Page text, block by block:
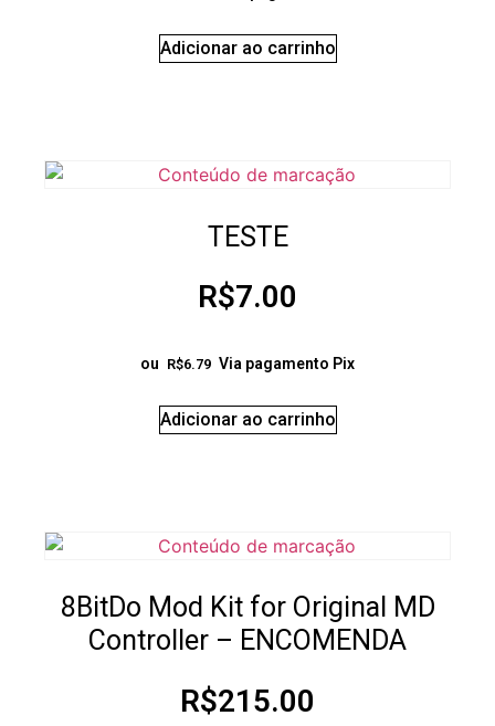
Adicionar ao carrinho
TESTE
R$7.00
ou R$6.79 Via pagamento Pix
Adicionar ao carrinho
8BitDo Mod Kit for Original MD
Controller – ENCOMENDA
R$215.00